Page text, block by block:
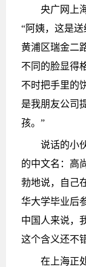
央广网上
“阿姨，这是
黄浦区瑞金二
不同的脸显得
不时把手里的
是我朋友公司
孩。”
说话的小
的中文名：高
勃地说，自己
华大学毕业后
中国人来说，
这个含义还不
在上海正